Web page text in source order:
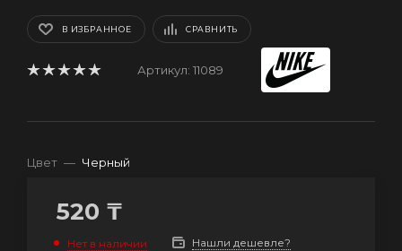
В ИЗБРАННОЕ СРАВНИТЬ
Артикул: 11089
Цвет — Черный
520 ₸
Нет в наличии Нашли дешевле?